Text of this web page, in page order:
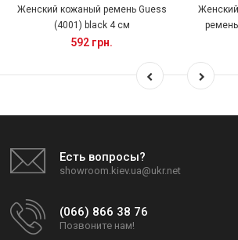
Женский кожаный ремень Guess
(4001) black 4 см
592 грн.
Есть вопросы?
showroom.kiev.ua@ukr.net
(066) 866 38 76
Позвоните нам!